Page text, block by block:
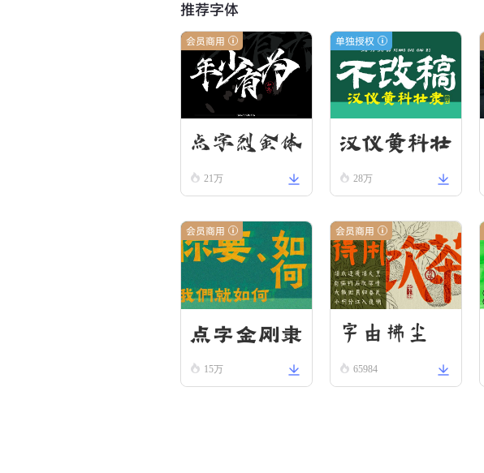
推荐字体
会员商用
点字烈金体
21万
单独授权
汉仪黄科壮
隶 W
28万
会员商用
点字金刚隶
15万
会员商用
字由拂尘
65984